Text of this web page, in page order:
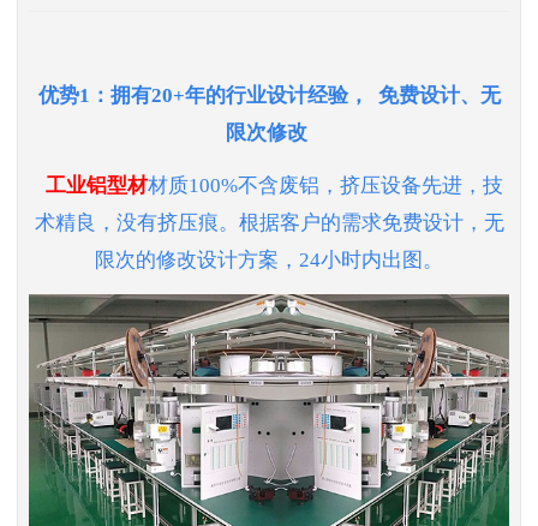
优势1： 拥有20+年的行业设计经验，
免费设计、无
限次修改
工业铝型材材质100%不含废铝，挤压设备先进，技
术精良，没有挤压痕。根据客户的需求免费设计，无
限次的修改设计方案，24小时内出图。